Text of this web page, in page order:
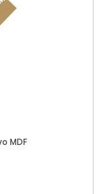
MDF